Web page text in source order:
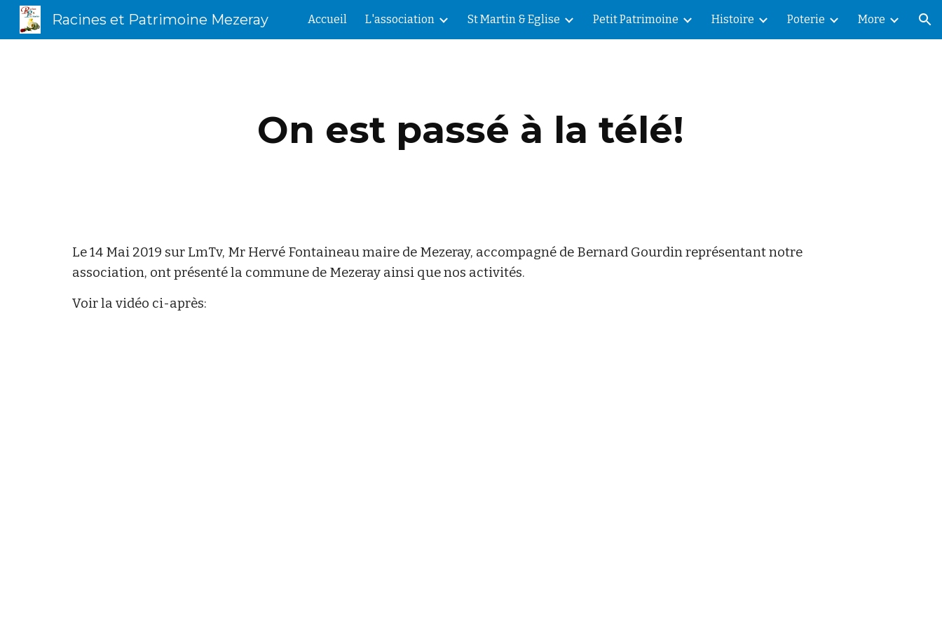
Skip to main content Skip to navigation
Racines et Patrimoine Mezeray Accueil L'association St Martin & Eglise Petit Patrimoine Histoire Poterie More
On est passé à la télé!
Le 14 Mai 2019 sur LmTv, Mr Hervé Fontaineau maire de Mezeray, accompagné de Bernard Gourdin représentant notre
association, ont présenté la commune de Mezeray ainsi que nos activités.
Voir la vidéo ci-après: